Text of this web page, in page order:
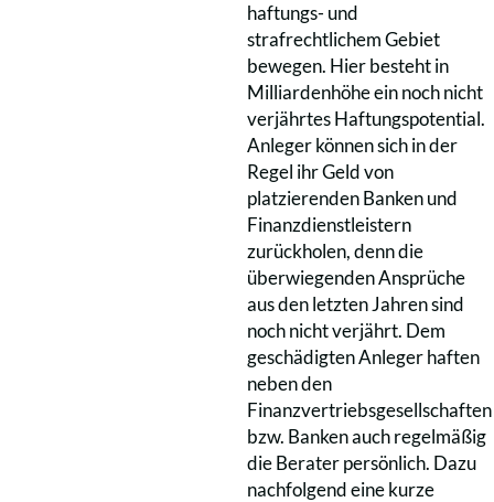
haftungs- und
strafrechtlichem Gebiet
bewegen. Hier besteht in
Milliardenhöhe ein noch nicht
verjährtes Haftungspotential.
Anleger können sich in der
Regel ihr Geld von
platzierenden Banken und
Finanzdienstleistern
zurückholen, denn die
überwiegenden Ansprüche
aus den letzten Jahren sind
noch nicht verjährt. Dem
geschädigten Anleger haften
neben den
Finanzvertriebsgesellschaften
bzw. Banken auch regelmäßig
die Berater persönlich. Dazu
nachfolgend eine kurze